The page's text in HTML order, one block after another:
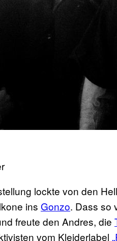
lockte von den
ins ​Gonzo. Dass so
freute den Andres, die
vom Kleiderlabel